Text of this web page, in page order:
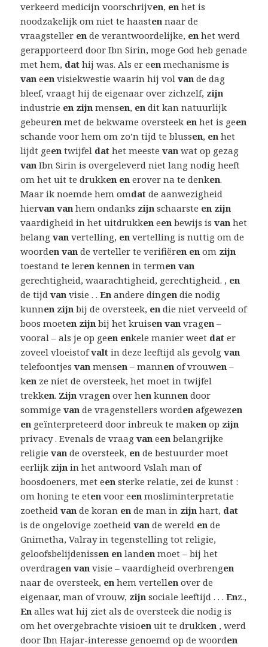
verkeerd medicijn voorschrijven, en het is
noodzakelijk om niet te haasten naar de
vraagsteller en de verantwoordelijke, en het werd
gerapporteerd door Ibn Sirin, moge God heb genade
met hem, dat hij was. Als er een mechanisme is
van een visiekwestie waarin hij volvan de dag
bleef, vraagt ​​hij de eigenaar over zichzelf, zijn
industrie en zijn mensen, en dit kan natuurlijk
gebeuren met de bekwame oversteek en het is geen
schande voor hem om zo’n tijd te blussen, en het
lijdt geen twijfel dat het meestevan wat op gezag
van Ibn Sirin is overgeleverd niet lang nodig heeft
om het uit te drukken en erover na te denken.
Maar ik noemde hem omdat de aanwezigheid
hiervan van hem ondanks zijn schaarste en zijn
vaardigheid in het uitdrukken een bewijs isvan het
belangvan vertelling, en vertelling is nuttig om de
woorden van de verteller te verifiëren en om zijn
toestand te leren kennen in termen van
gerechtigheid, waarachtigheid, gerechtigheid. , en
de tijdvan visie . .En andere dingen die nodig
kunnen zijn bij de oversteek, en die niet verveeld of
boos moeten zijn bij het kruisen van vragen –
vooral – als je op geen enkele manier weet dat er
zoveel vloeistofvalt in deze leeftijd als gevolgvan
telefoontjesvan mensen – mannen of vrouwen –
ken ze niet de oversteek, het moet in twijfel
trekken. Zijn vragen over hen kunnen door
sommigevan de vragenstellers worden afgewezen
en geïnterpreteerd door inbreuk te maken op zijn
privacy . Evenals de vraagvan een belangrijke
religievan de oversteek, en de bestuurder moet
eerlijk zijn in het antwoord Vslah man of
boosdoeners, met een sterke relatie, zei de kunst :
om honing te eten voor een mosliminterpretatie
zoetheidvan de koran en de man in zijn hart, dat
is de ongelovige zoetheidvan de wereld en de
Gnimetha, Valray in tegenstelling tot religie,
geloofsbelijdenissen en landen moet – bij het
overdragen van visie – vaardigheid overbrengen
naar de oversteek, en hem vertellen over de
eigenaar, man of vrouw, zijn sociale leeftijd . . .Enz.,
En alles wat hij ziet als de oversteek die nodig is
om het overgebrachte visioen uit te drukken , werd
door Ibn Hajar-interesse genoemd op de woorden